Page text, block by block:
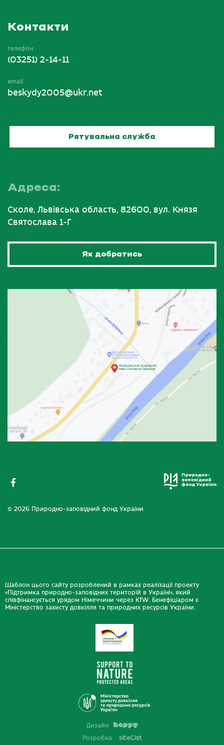
Контакти
телефон
(03251) 2-14-11
email
beskydy2005@ukr.net
Рятувальна служба
Адреса:
Сколе, Львівська область, 82600, вул. Князя
Святослава 1-Г
Як добратись
© 2026 Природно-заповідний фонд України
Шаблон цього сайту розроблений в рамках реалізації проекту
«Підтримка природно-заповідних територій в Україні», який
співфінансується урядом Німеччини через KfW. Бенефіціаром є
Міністерство захисту довкілля та природних ресурсів України.
Дизайн
Розробка
siteGist